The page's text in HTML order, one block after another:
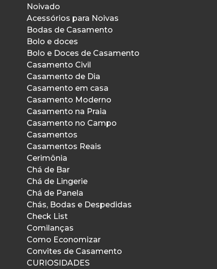
Noivado
Acessórios para Noivas
Bodas de Casamento
Bolo e doces
Bolo e Doces de Casamento
Casamento Civil
Casamento de Dia
Casamento em casa
Casamento Moderno
Casamento na Praia
Casamento no Campo
Casamentos
Casamentos Reais
Cerimônia
Chá de Bar
Chá de Lingerie
Chá de Panela
Chás, Bodas e Despedidas
Check List
Comilanças
Como Economizar
Convites de Casamento
CURIOSIDADES